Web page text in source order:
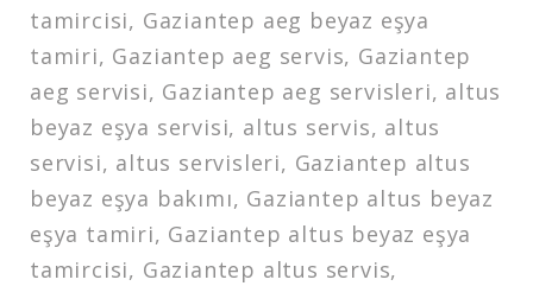
tamircisi, Gaziantep aeg beyaz eşya
tamiri, Gaziantep aeg servis, Gaziantep
aeg servisi, Gaziantep aeg servisleri, altus
beyaz eşya servisi, altus servis, altus
servisi, altus servisleri, Gaziantep altus
beyaz eşya bakımı, Gaziantep altus beyaz
eşya tamiri, Gaziantep altus beyaz eşya
tamircisi, Gaziantep altus servis,